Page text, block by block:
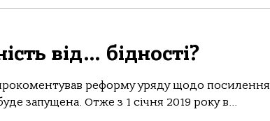
від… бідності?
реформу уряду щодо посилення
запущена. Отже з 1 січня 2019 року в...